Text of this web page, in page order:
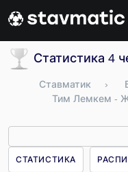
Статистика 4
Ставматик ›
Тим Лемкем -
СТАТИСТИКА